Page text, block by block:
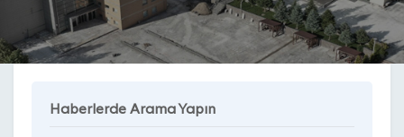
Haberlerde Arama Yapın